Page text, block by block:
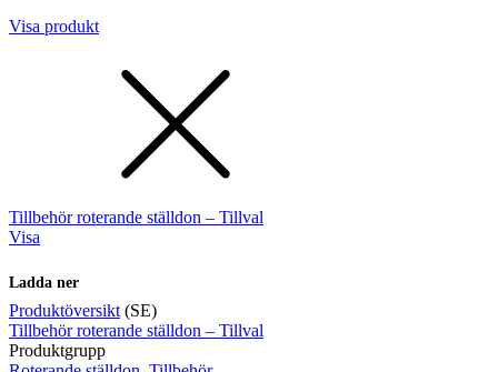
Visa produkt
Tillbehör roterande ställdon – Tillval
Visa
Ladda ner
Produktöversikt (SE)
Tillbehör roterande ställdon – Tillval
Produktgrupp